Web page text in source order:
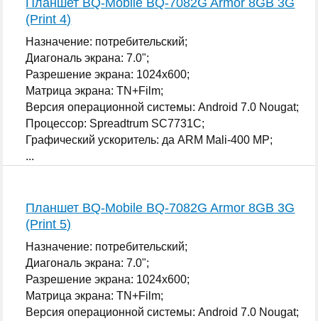
(Print 4)
Назначение: потребительский;
Диагональ экрана: 7.0";
Разрешение экрана: 1024x600;
Матрица экрана: TN+Film;
Версия операционной системы: Android 7.0 Nougat;
Процессор: Spreadtrum SC7731C;
Графический ускоритель: да ARM Mali-400 MP;
...
Планшет BQ-Mobile BQ-7082G Armor 8GB 3G
(Print 5)
Назначение: потребительский;
Диагональ экрана: 7.0";
Разрешение экрана: 1024x600;
Матрица экрана: TN+Film;
Версия операционной системы: Android 7.0 Nougat;